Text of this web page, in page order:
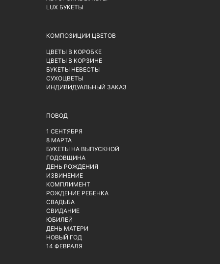
LUX БУКЕТЫ
КОМПОЗИЦИИ ЦВЕТОВ
ЦВЕТЫ В КОРОБКЕ
ЦВЕТЫ В КОРЗИНЕ
БУКЕТЫ НЕВЕСТЫ
СУХОЦВЕТЫ
ИНДИВИДУАЛЬНЫЙ ЗАКАЗ
ПОВОД
1 СЕНТЯБРЯ
8 МАРТА
БУКЕТЫ НА ВЫПУСКНОЙ
ГОДОВЩИНА
ДЕНЬ РОЖДЕНИЯ
ИЗВИНЕНИЕ
КОМПЛИМЕНТ
РОЖДЕНИЕ РЕБЕНКА
СВАДЬБА
СВИДАНИЕ
ЮБИЛЕЙ
ДЕНЬ МАТЕРИ
НОВЫЙ ГОД
14 ФЕВРАЛЯ